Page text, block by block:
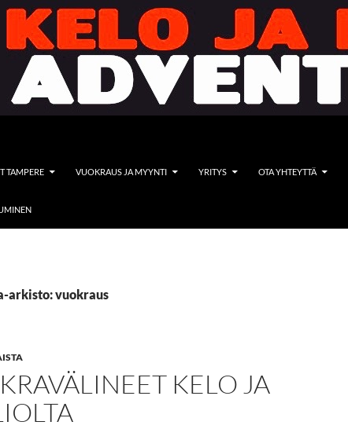
TAMPERE VUOKRAUS JA MYYNTI YRITYS OTA YHTEYTTÄ
arkisto: vuokraus
KELO JA